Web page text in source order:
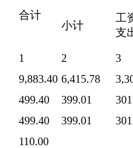
合计
小计
工
支
1 2
3
9,883.40 6,415.78
499.40 399.01
499.40 399.01
110.00